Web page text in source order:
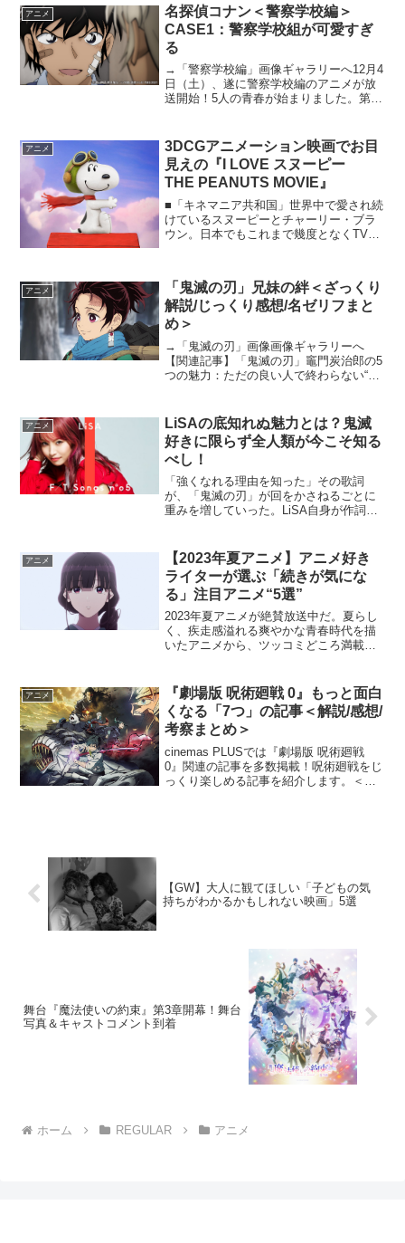
アニメ
名探偵コナン＜警察学校編＞
CASE1：警察学校組が可愛すぎ
る
→「警察学校編」画像ギャラリーへ12月4
日（土）、遂に警察学校編のアニメが放
送開始！5人の青春が始まりました。第1
学校組みんな若い」「可愛いすぎる、で
も現在の彼らを思...
アニメ
3DCGアニメーション映画でお目
見えの『I LOVE スヌーピー
THE PEANUTS MOVIE』
■「キネマニア共和国」世界中で愛され続
けているスヌーピーとチャーリー・ブラ
ウン。日本でもこれまで幾度となくTVや
レインボー通りの映画街～vol.72》3DCG
アニメーシ...
アニメ
「鬼滅の刃」兄妹の絆＜ざっくり
解説/じっくり感想/名ゼリフまと
め＞
→「鬼滅の刃」画像画像ギャラリーへ
【関連記事】「鬼滅の刃」竈門炭治郎の5
つの魅力：ただの良い人で終わらない“炭
集版として放送される。本記事では、
「兄妹の絆」について...
アニメ
LiSAの底知れぬ魅力とは？鬼滅
好きに限らず全人類が今こそ知る
べし！
「強くなれる理由を知った」その歌詞
が、「鬼滅の刃」が回をかさねるごとに
重みを増していった。LiSA自身が作詞を
作だったということは多くのインタビュ
ーで語られている。竈門...
アニメ
【2023年夏アニメ】アニメ好き
ライターが選ぶ「続きが気にな
る」注目アニメ“5選”
2023年夏アニメが絶賛放送中だ。夏らし
く、疾走感溢れる爽やかな青春時代を描
いたアニメから、ツッコミどころ満載の
観て「続きが気になる」と感じた注目の5
作品を紹介する。...
アニメ
『劇場版 呪術廻戦 0』もっと面白
くなる「7つ」の記事＜解説/感想/
考察まとめ＞
cinemas PLUSでは『劇場版 呪術廻戦
0』関連の記事を多数掲載！呪術廻戦をじ
っくり楽しめる記事を紹介します。＜解
【GW】大人に観てほしい「子どもの気
持ちがわかるかもしれない映画」5選
舞台『魔法使いの約束』第3章開幕！舞台
写真＆キャストコメント到着
ホーム REGULAR アニメ